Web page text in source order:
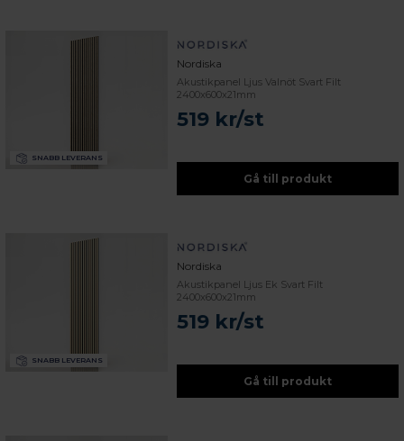
fokus på kvalitet, omtanke och djup kompetens.
SNABB LEVERANS
Nordiska
Akustikpanel Ljus Valnöt Svart Filt
2400x600x21mm
519 kr/st
Gå till produkt
SNABB LEVERANS
Nordiska
Akustikpanel Ljus Ek Svart Filt
2400x600x21mm
519 kr/st
Gå till produkt